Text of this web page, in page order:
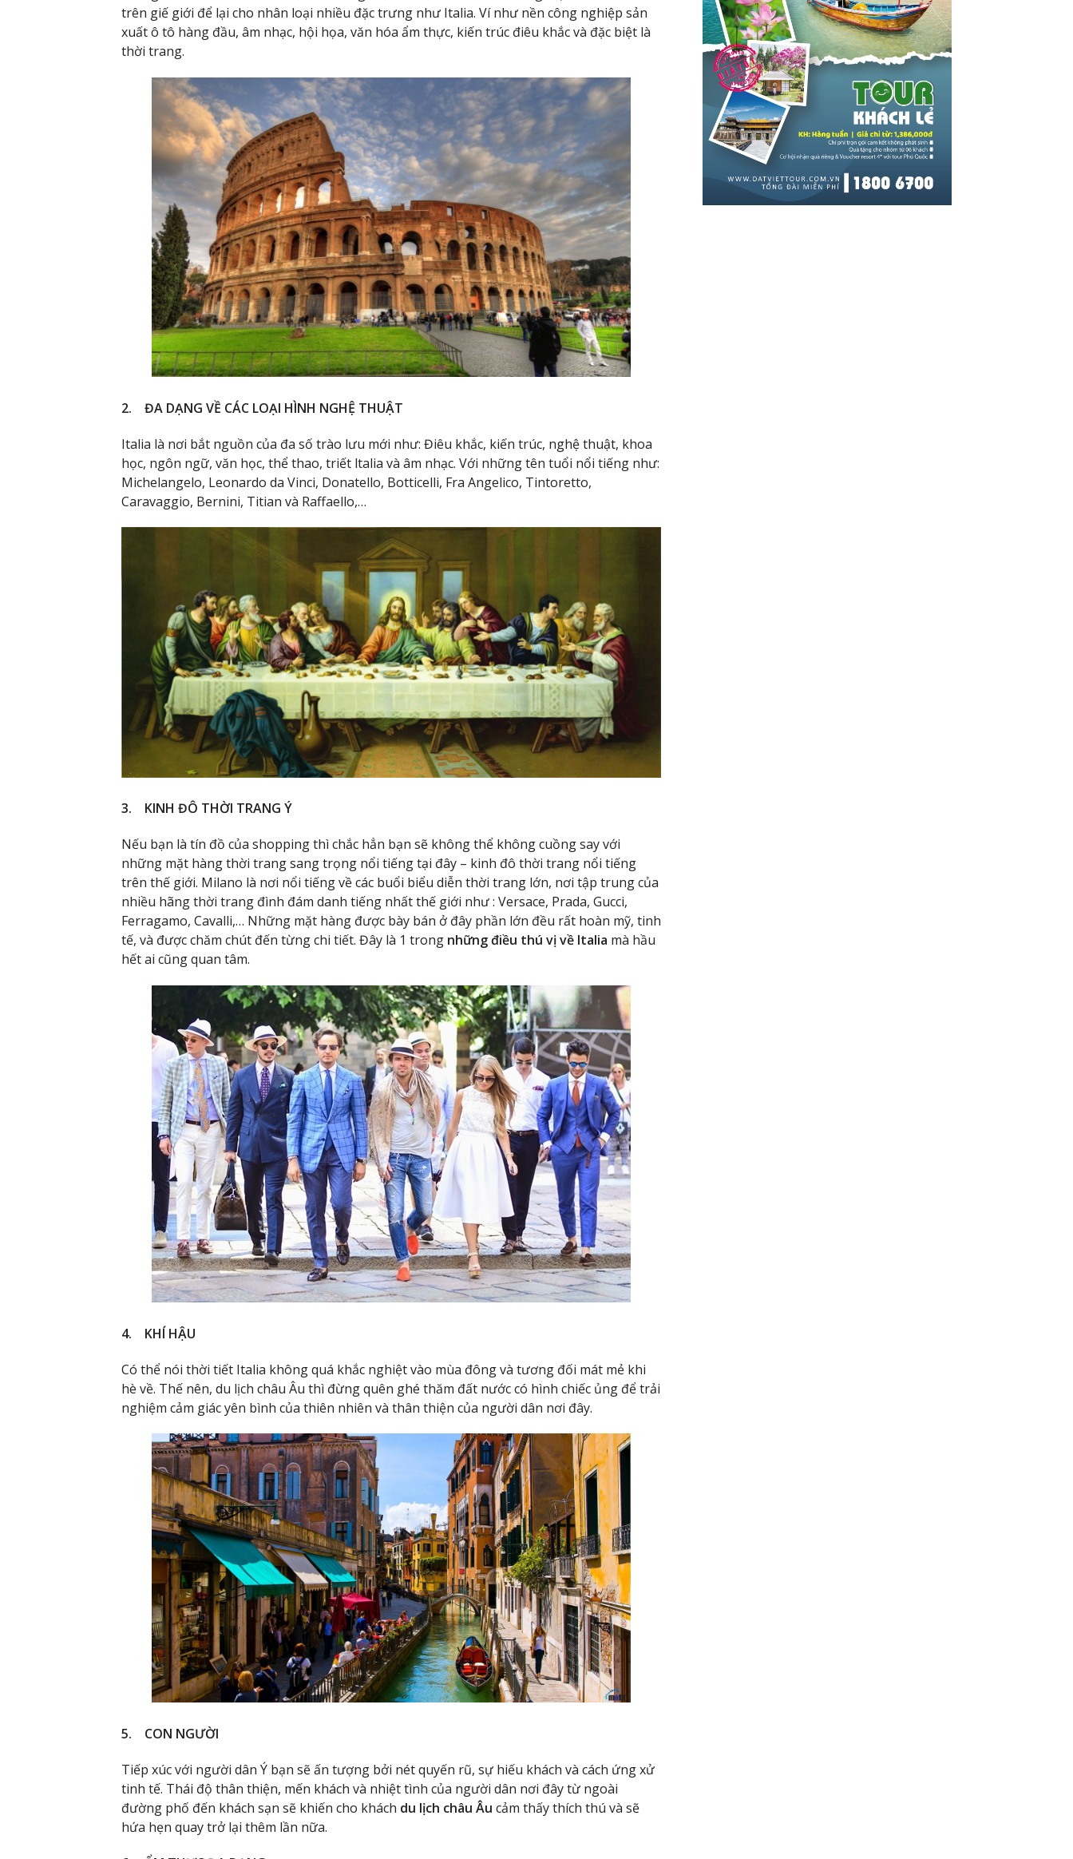
trên giế giới để lại cho nhân loại nhiều đặc trưng như Italia. Ví như nền công nghiệp sản
xuất ô tô hàng đầu, âm nhạc, hội họa, văn hóa ẩm thực, kiến trúc điêu khắc và đặc biệt là
thời trang.
2. ĐA DẠNG VỀ CÁC LOẠI HÌNH NGHỆ THUẬT
Italia là nơi bắt nguồn của đa số trào lưu mới như: Điêu khắc, kiến trúc, nghệ thuật, khoa
học, ngôn ngữ, văn học, thể thao, triết ltalia và âm nhạc. Với những tên tuổi nổi tiếng như:
Michelangelo, Leonardo da Vinci, Donatello, Botticelli, Fra Angelico, Tintoretto,
Caravaggio, Bernini, Titian và Raffaello,…
3. KINH ĐÔ THỜI TRANG Ý
Nếu bạn là tín đồ của shopping thì chắc hẳn bạn sẽ không thể không cuồng say với
những mặt hàng thời trang sang trọng nổi tiếng tại đây – kinh đô thời trang nổi tiếng
trên thế giới. Milano là nơi nổi tiếng về các buổi biểu diễn thời trang lớn, nơi tập trung của
nhiều hãng thời trang đình đám danh tiếng nhất thế giới như : Versace, Prada, Gucci,
Ferragamo, Cavalli,… Những mặt hàng được bày bán ở đây phần lớn đều rất hoàn mỹ, tinh
tế, và được chăm chút đến từng chi tiết. Đây là 1 trong những điều thú vị về Italia mà hầu
hết ai cũng quan tâm.
4. KHÍ HẬU
Có thể nói thời tiết Italia không quá khắc nghiệt vào mùa đông và tương đối mát mẻ khi
hè về. Thế nên, du lịch châu Âu thì đừng quên ghé thăm đất nước có hình chiếc ủng để trải
nghiệm cảm giác yên bình của thiên nhiên và thân thiện của người dân nơi đây.
5. CON NGƯỜI
Tiếp xúc với người dân Ý bạn sẽ ấn tượng bởi nét quyến rũ, sự hiếu khách và cách ứng xử
tinh tế. Thái độ thân thiện, mến khách và nhiệt tình của người dân nơi đây từ ngoài
đường phố đến khách sạn sẽ khiến cho khách du lịch châu Âu cảm thấy thích thú và sẽ
hứa hẹn quay trở lại thêm lần nữa.